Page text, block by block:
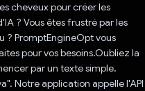
cheveux pour créer les
? Vous êtes frustré par les
? PromptEngineOpt vous
pour vos besoins.Oubliez la
par un texte simple,
Notre application appelle l'API